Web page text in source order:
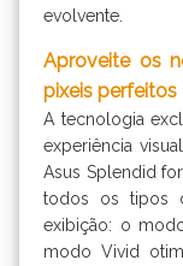
evolvente.
Aproveite os
pixeis perfeitos
A tecnologia
experiência
Asus Splendid
todos os tipos
exibição: o
modo Vivid